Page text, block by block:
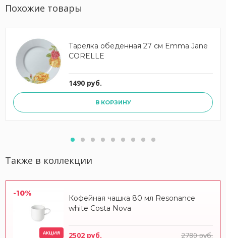
Похожие товары
Тарелка обеденная 27 см Emma Jane
CORELLE
1490 руб.
В КОРЗИНУ
Также в коллекции
-10%
АКЦИЯ
Кофейная чашка 80 мл Resonance
white Costa Nova
2502 руб. 2780 руб.